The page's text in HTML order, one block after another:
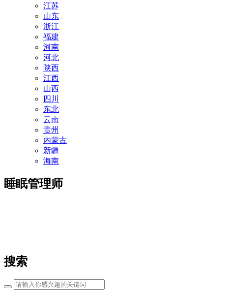
江苏
山东
浙江
福建
河南
河北
陕西
江西
山西
四川
东北
云南
贵州
内蒙古
新疆
海南
睡眠管理师
搜索